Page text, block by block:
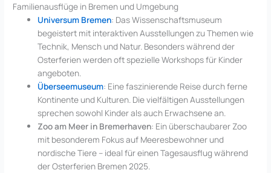
Familienausflüge in Bremen und Umgebung
Universum Bremen: Das Wissenschaftsmuseum
begeistert mit interaktiven Ausstellungen zu Themen wie
Technik, Mensch und Natur. Besonders während der
Osterferien werden oft spezielle Workshops für Kinder
angeboten.
Überseemuseum: Eine faszinierende Reise durch ferne
Kontinente und Kulturen. Die vielfältigen Ausstellungen
sprechen sowohl Kinder als auch Erwachsene an.
Zoo am Meer in Bremerhaven: Ein überschaubarer Zoo
mit besonderem Fokus auf Meeresbewohner und
nordische Tiere – ideal für einen Tagesausflug während
der Osterferien Bremen 2025.